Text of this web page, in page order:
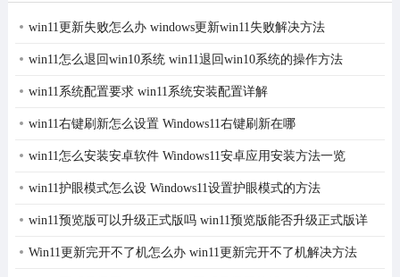
win11更新失败怎么办 windows更新win11失败解决方法
win11怎么退回win10系统 win11退回win10系统的操作方法
win11系统配置要求 win11系统安装配置详解
win11右键刷新怎么设置 Windows11右键刷新在哪
win11怎么安装安卓软件 Windows11安卓应用安装方法一览
win11护眼模式怎么设 Windows11设置护眼模式的方法
win11预览版可以升级正式版吗 win11预览版能否升级正式版详
细介绍
Win11更新完开不了机怎么办 win11更新完开不了机解决方法